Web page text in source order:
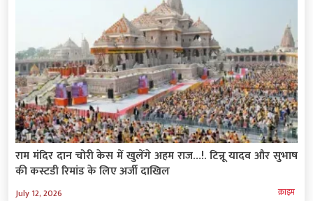
राम मंदिर दान चोरी केस में खुलेंगे अहम राज…!. टिन्नू यादव और सुभाष
की कस्टडी रिमांड के लिए अर्जी दाखिल
July 12, 2026 क्राइम